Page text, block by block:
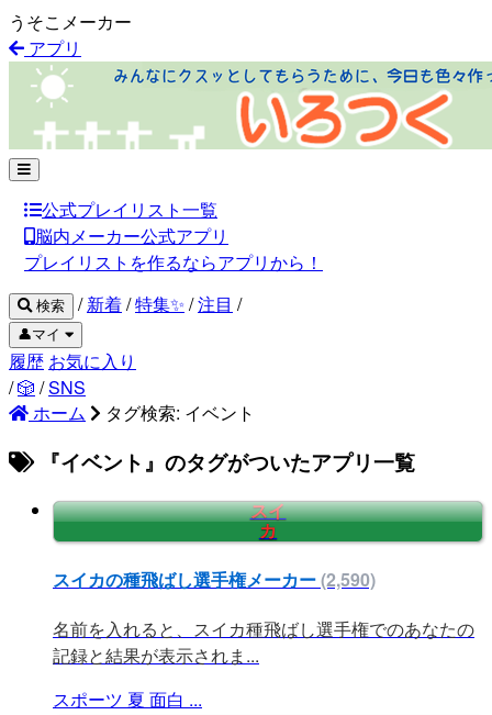
うそこメーカー
アプリ
公式プレイリスト一覧
脳内メーカー公式アプリ
プレイリストを作るならアプリから！
検索 / 新着/特集✨ /注目 /
👤マイ
履歴 お気に入り
/🎲 /SNS
ホーム
タグ検索: イベント
『イベント』のタグがついたアプリ一覧
スイ
カ
スイカの種飛ばし選手権メーカー(2,590)
名前を入れると、スイカ種飛ばし選手権でのあなたの
記録と結果が表示されま...
スポーツ 夏 面白 ...